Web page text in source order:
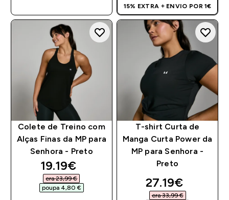
15% EXTRA + ENVIO POR 1€
Colete de Treino com
Alças Finas da MP para
Senhora - Preto
discounted price
19.19€‎
era 23,99 €‎
poupa 4,80 €‎
T-shirt Curta de
Manga Curta Power da
MP para Senhora -
Preto
discounted
27.19€‎
era 33,99 €‎